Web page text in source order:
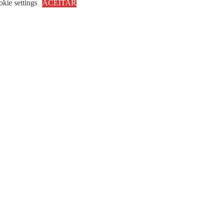
settings ACEITAR